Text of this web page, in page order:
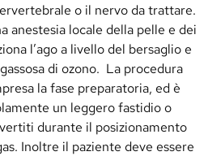
o il nervo da trattare.
anestesia locale della pelle e dei
l’ago a livello del bersaglio e
di ozono. La procedura
la fase preparatoria, ed è
un leggero fastidio o
durante il posizionamento
Inoltre il paziente deve essere